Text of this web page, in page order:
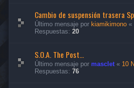
Cambio de suspensión trasera
Último mensaje por kiamikimono «
Respuestas: 20
S.O.A. The Post...
Último mensaje por masclet« 10
Respuestas: 76